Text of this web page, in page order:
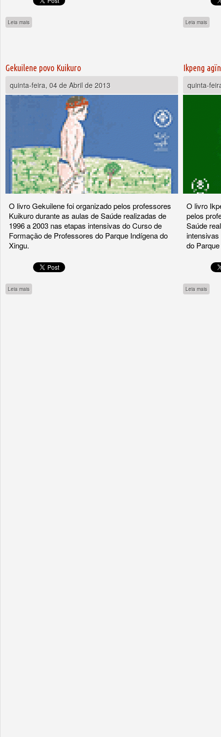
Leia mais Leia mais
Gekuilene povo Kuikuro
quinta-feira, 04 de Abril de 2013
O livro Gekuilene foi organizado pelos professores
Kuikuro durante as aulas de Saúde realizadas de
1996 a 2003 nas etapas intensivas do Curso de
Formação de Professores do Parque Indígena do
Xingu.
Leia mais
Ikpeng
quinta-
O livro
pelos
Saúde
do
Leia mais